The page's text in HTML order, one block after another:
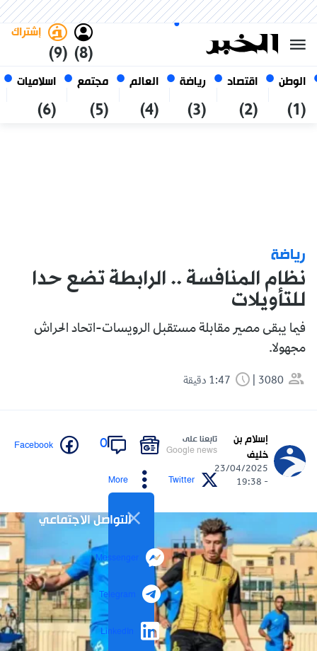
الوطن
(1)
اقتصاد
(2)
رياضة
(3)
العالم
(4)
مجتمع
(5)
اسلاميات
(6)
(8)
إشتراك
(9)
أغسطس 2026
الجزائر
رياضة
نظام المنافسة .. الرابطة تضع حدا
للتأويلات
فيما يبقى مصير مقابلة مستقبل الرويسات-اتحاد الحراش
مجهولا.
3080
إسلام بن
خليف
23/04/2025
- 19:38
تابعنا على
Google news
0
Facebook
Twitter
More
التواصل الاجتماعي
Messenger
Telegram
LinkedIn